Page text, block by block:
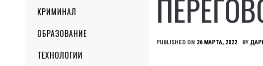
КРИМИНАЛ
ОБРАЗОВАНИЕ
ТЕХНОЛОГИИ
PUBLISHED ON 26 МАРТА, 2022 BY